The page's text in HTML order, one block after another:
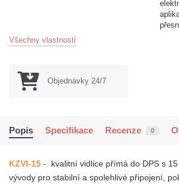
Všechny vlastnosti
Objednávky 24/7
Popis Specifikace Recenze 0
KZVI-15 - kvalitní vidlice přímá do DPS s
vývody pro stabilní a spolehlivé připojení,